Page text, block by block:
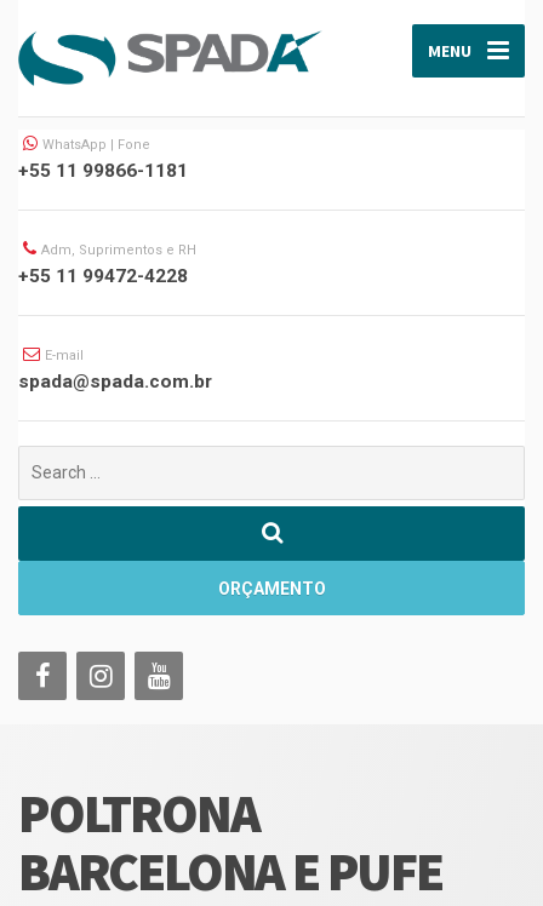
MENU
WhatsApp | Fone
+55 11 99866-1181
Adm, Suprimentos e RH
+55 11 99472-4228
E-mail
spada@spada.com.br
por:
ORÇAMENTO
POLTRONA
BARCELONA E PUFE